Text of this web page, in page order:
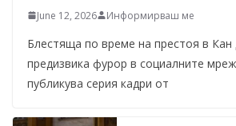
June 12, 2026 Информирваш ме
Блестяща по време на престоя в
предизвика фурор в социалните
публикува серия кадри от